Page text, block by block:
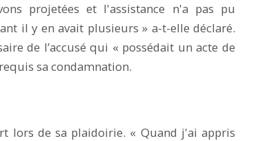
projetées et l'assistance n'a pas pu
il y en avait plusieurs » a-t-elle déclaré.
de l’accusé qui « possédait un acte de
sa condamnation.
lors de sa plaidoirie. « Quand j'ai appris